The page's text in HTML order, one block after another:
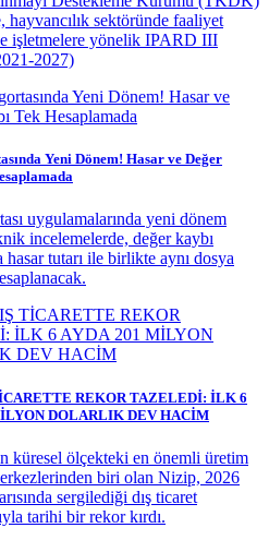
hayvancılık sektöründe faaliyet
işletmelere yönelik IPARD III
2027)
Yeni Dönem! Hasar ve Değer
uygulamalarında yeni dönem
incelemelerde, değer kaybı
hasar tutarı ile birlikte aynı dosya
REKOR TAZELEDİ: İLK 6
DOLARLIK DEV HACİM
küresel ölçekteki en önemli üretim
biri olan Nizip, 2026
sergilediği dış ticaret
tarihi bir rekor kırdı.